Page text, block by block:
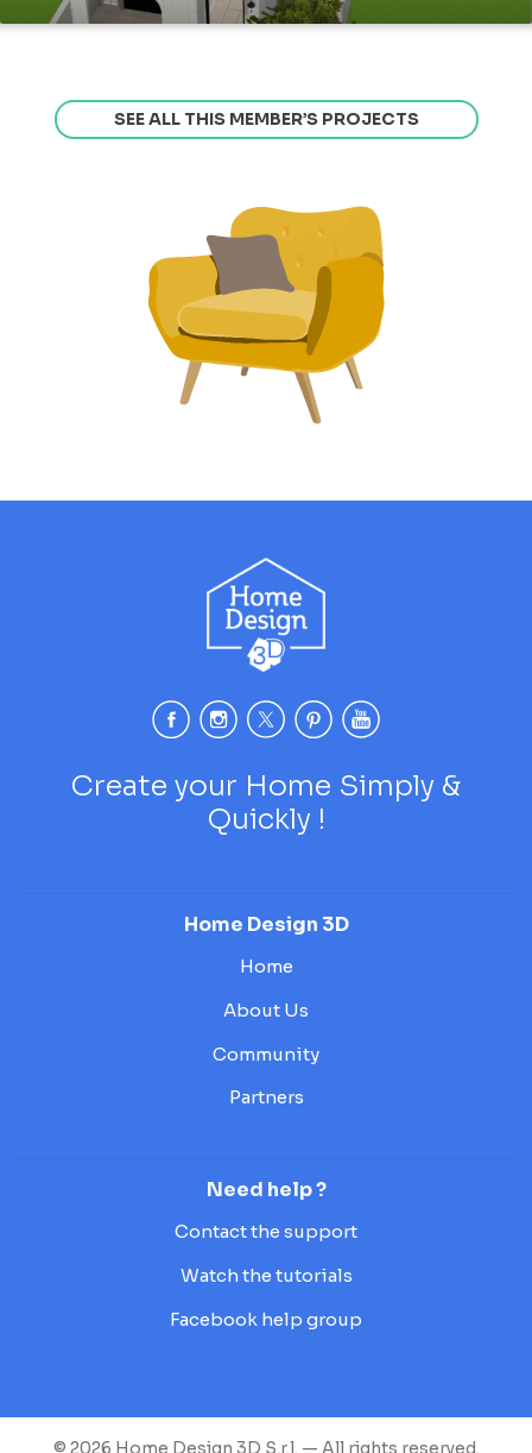
SEE ALL THIS MEMBER’S PROJECTS
Create your Home Simply &
Quickly !
Home Design 3D
Home
About Us
Community
Partners
Need help ?
Contact the support
Watch the tutorials
Facebook help group
© 2026 Home Design 3D S.r.l. — All rights reserved.